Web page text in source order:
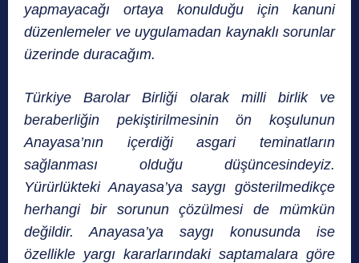
yapmayacağı ortaya konulduğu için kanuni
düzenlemeler ve uygulamadan kaynaklı sorunlar
üzerinde duracağım.
Türkiye Barolar Birliği olarak milli birlik ve
beraberliğin pekiştirilmesinin ön koşulunun
Anayasa’nın içerdiği asgari teminatların
sağlanması olduğu düşüncesindeyiz.
Yürürlükteki Anayasa’ya saygı gösterilmedikçe
herhangi bir sorunun çözülmesi de mümkün
değildir. Anayasa’ya saygı konusunda ise
özellikle yargı kararlarındaki saptamalara göre